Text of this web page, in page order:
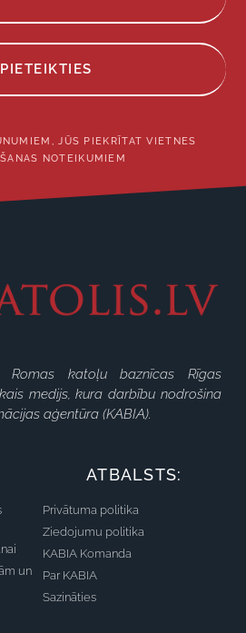
PIETEIKTIES
JŪS PIEKRĪTAT VIETNES
NOTEIKUMIEM
Romas katoļu baznīcas Rīgas
medijs, kura darbību nodrošina
aģentūra (KABIA).
un
ATBALSTS:
Privātuma politika
Ziedojumu politika
KABIA Komanda
Par KABIA
Sazināties